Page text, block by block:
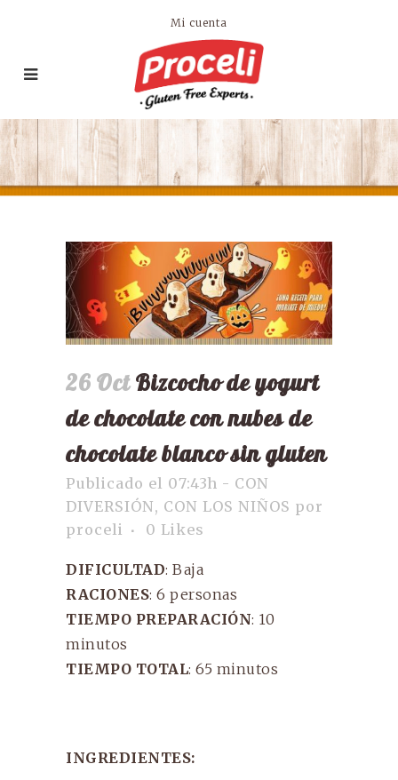
Mi cuenta
26 OctBizcocho de yogurt
de chocolate con nubes de
chocolate blanco sin gluten
Publicado el 07:43h - CON
DIVERSIÓN, CON LOS NIÑOS por
proceli
0 Likes
DIFICULTAD: Baja
RACIONES: 6 personas
TIEMPO PREPARACIÓN: 10
minutos
TIEMPO TOTAL: 65 minutos
INGREDIENTES: